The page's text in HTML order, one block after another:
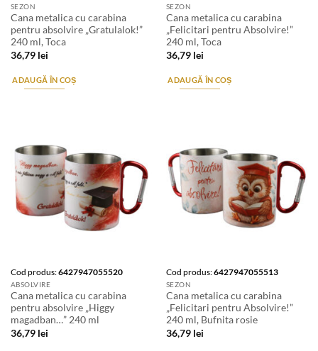
SEZON
Cana metalica cu carabina
pentru absolvire „Gratulalok!”
240 ml, Toca
36,79 lei
ADAUGĂ ÎN COȘ
SEZON
Cana metalica cu carabina
„Felicitari pentru Absolvire!”
240 ml, Toca
36,79 lei
ADAUGĂ ÎN COȘ
Cod produs:6427947055520
ABSOLVIRE
Cana metalica cu carabina
pentru absolvire „Higgy
magadban…” 240 ml
36,79 lei
Cod produs:6427947055513
SEZON
Cana metalica cu carabina
„Felicitari pentru Absolvire!”
240 ml, Bufnita rosie
36,79 lei